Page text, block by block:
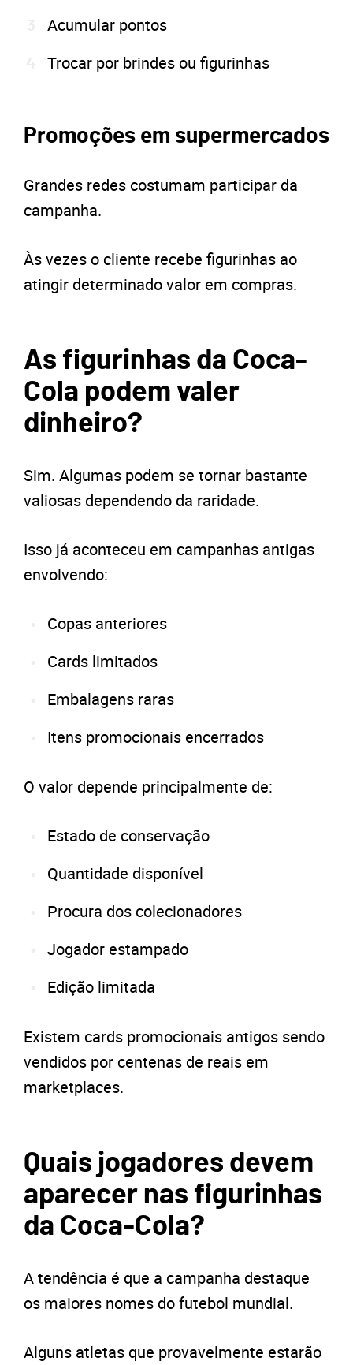
Acumular pontos
Trocar por brindes ou figurinhas
Promoções em supermercados
Grandes redes costumam participar da
campanha.
Às vezes o cliente recebe figurinhas ao
atingir determinado valor em compras.
As figurinhas da Coca-
Cola podem valer
dinheiro?
Sim. Algumas podem se tornar bastante
valiosas dependendo da raridade.
Isso já aconteceu em campanhas antigas
envolvendo:
Copas anteriores
Cards limitados
Embalagens raras
Itens promocionais encerrados
O valor depende principalmente de:
Estado de conservação
Quantidade disponível
Procura dos colecionadores
Jogador estampado
Edição limitada
Existem cards promocionais antigos sendo
vendidos por centenas de reais em
marketplaces.
Quais jogadores devem
aparecer nas figurinhas
da Coca-Cola?
A tendência é que a campanha destaque
os maiores nomes do futebol mundial.
Alguns atletas que provavelmente estarão